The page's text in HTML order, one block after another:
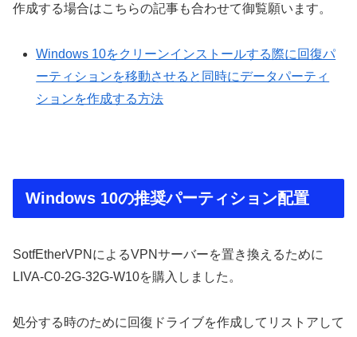
作成する場合はこちらの記事も合わせて御覧願います。
Windows 10をクリーンインストールする際に回復パ
ーティションを移動させると同時にデータパーティ
ションを作成する方法
Windows 10の推奨パーティション配置
SotfEtherVPNによるVPNサーバーを置き換えるために
LIVA-C0-2G-32G-W10を購入しました。
処分する時のために回復ドライブを作成してリストアして